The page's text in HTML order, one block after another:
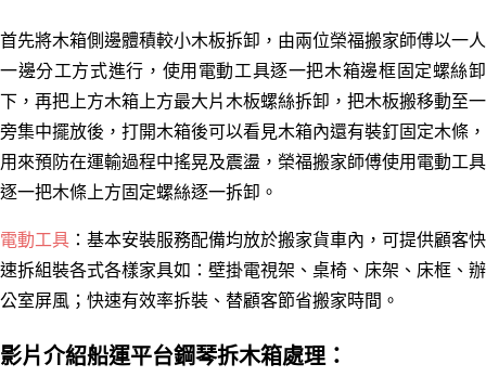
首先將木箱側邊體積較小木板拆卸，由兩位榮福搬家師傅以一人
一邊分工方式進行，使用電動工具逐一把木箱邊框固定螺絲卸
下，再把上方木箱上方最大片木板螺絲拆卸，把木板搬移動至一
旁集中擺放後，打開木箱後可以看見木箱內還有裝釘固定木條，
用來預防在運輸過程中搖晃及震盪，榮福搬家師傅使用電動工具
逐一把木條上方固定螺絲逐一拆卸。
電動工具 ： 基本安裝服務配備均放於搬家貨車內， 可提供顧客快
速拆組裝各式各樣家具如： 壁掛電視架、桌椅 、床架 、 床框 、辦
公室屏風；快速有效率拆裝 、 替顧客節省搬家時間 。
影片介紹船運平台鋼琴拆木箱處理：